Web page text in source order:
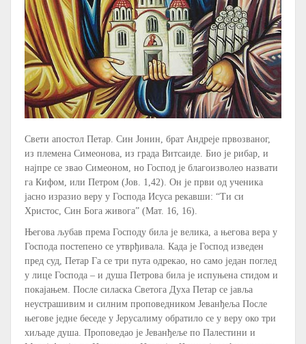
Свети апостол Петар. Син Јонин, брат Андреје првозваног,
из племена Симеонова, из града Витсаиде. Био је рибар, и
најпре се звао Симеоном, но Господ је благоизволео назвати
га Кифом, или Петром (Јов. 1,42). Он је први од ученика
јасно изразио веру у Господа Исуса рекавши: “Ти си
Христос, Син Бога живога” (Мат. 16, 16).
Његова љубав према Господу била је велика, а његова вера у
Господа постепено се утврђивала. Када је Господ изведен
пред суд, Петар Га се три пута одрекао, но само један поглед
у лице Господа – и душа Петрова била је испуњена стидом и
покајањем. После силаска Светога Духа Петар се јавља
неустрашивим и силним проповедником Јеванђеља После
његове једне беседе у Јерусалиму обратило се у веру око три
хиљаде душа. Проповедао је Јеванђеље по Палестини и